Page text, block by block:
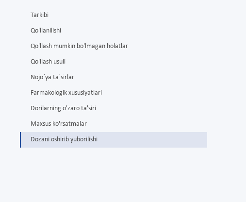
Tarkibi
Qo'llanilishi
Qo'llash mumkin bo'lmagan holatlar
Qo'llash usuli
Nojo´ya ta´sirlar
Farmakologik xususiyatlari
Dorilarning o'zaro ta'siri
Maxsus ko'rsatmalar
Dozani oshirib yuborilishi